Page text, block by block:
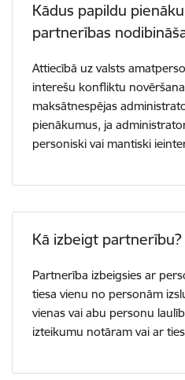
Kādus papildu
partnerības
Attiecībā uz valsts
interešu konfliktu
maksātnespējas
pienākumus, ja
personiski vai mantiski
Kā izbeigt partnerību?
Partnerība izbeigsies ar
tiesa vienu no personām
vienas vai abu personu
izteikumu notāram vai ar